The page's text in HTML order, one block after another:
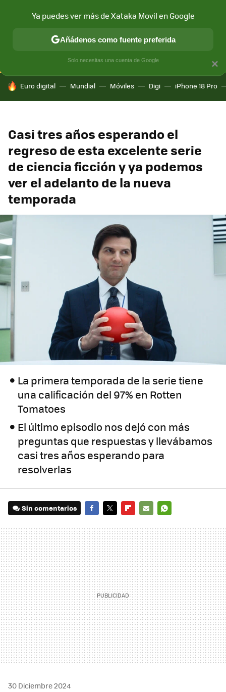
CONECTIVIDAD MÓVIL Y SOCIEDAD APLICACIONES
HOY SE HABLA DE
Euro digital Mundial Móviles Digi iPhone 18 Pro
Casi tres años esperando el
regreso de esta excelente serie
de ciencia ficción y ya podemos
ver el adelanto de la nueva
temporada
La primera temporada de la serie tiene
una calificación del 97% en Rotten
Tomatoes
El último episodio nos dejó con más
preguntas que respuestas y llevábamos
casi tres años esperando para
resolverlas
Sin comentarios
MAIL
30 Diciembre 2024
×
Ya puedes ver más de Xataka Movil en Google
Añádenos como fuente preferida
Solo necesitas una cuenta de Google